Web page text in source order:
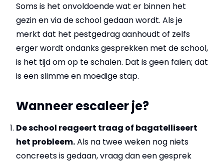
Soms is het onvoldoende wat er binnen het
gezin en via de school gedaan wordt. Als je
merkt dat het pestgedrag aanhoudt of zelfs
erger wordt ondanks gesprekken met de school,
is het tijd om op te schalen. Dat is geen falen; dat
is een slimme en moedige stap.
Wanneer escaleer je?
De school reageert traag of bagatelliseert
het probleem.Als na twee weken nog niets
concreets is gedaan, vraag dan een gesprek